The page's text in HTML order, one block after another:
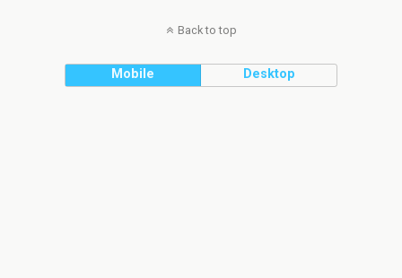
Back to top
Mobile Desktop